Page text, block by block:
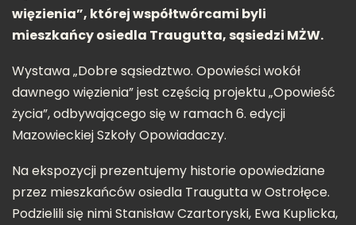
więzienia”, której współtwórcami byli
mieszkańcy osiedla Traugutta, sąsiedzi MŻW.
Wystawa „Dobre sąsiedztwo. Opowieści wokół
dawnego więzienia” jest częścią projektu „Opowieść
życia”, odbywającego się w ramach 6. edycji
Mazowieckiej Szkoły Opowiadaczy.
Na ekspozycji prezentujemy historie opowiedziane
przez mieszkańców osiedla Traugutta w Ostrołęce.
Podzielili się nimi Stanisław Czartoryski, Ewa Kuplicka,